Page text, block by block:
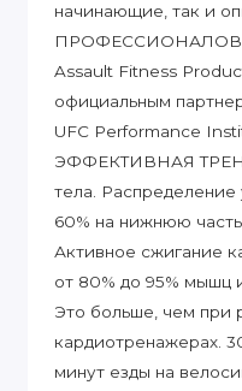
начинающие, так и
ПРОФЕССИОНАЛОВ
Assault Fitness
официальным
UFC Performance
ЭФФЕКТИВНАЯ
тела. Распределение
60% на нижнюю
Активное сжигание
от 80% до 95% мышц
Это больше, чем при
кардиотренажерах.
минут езды на